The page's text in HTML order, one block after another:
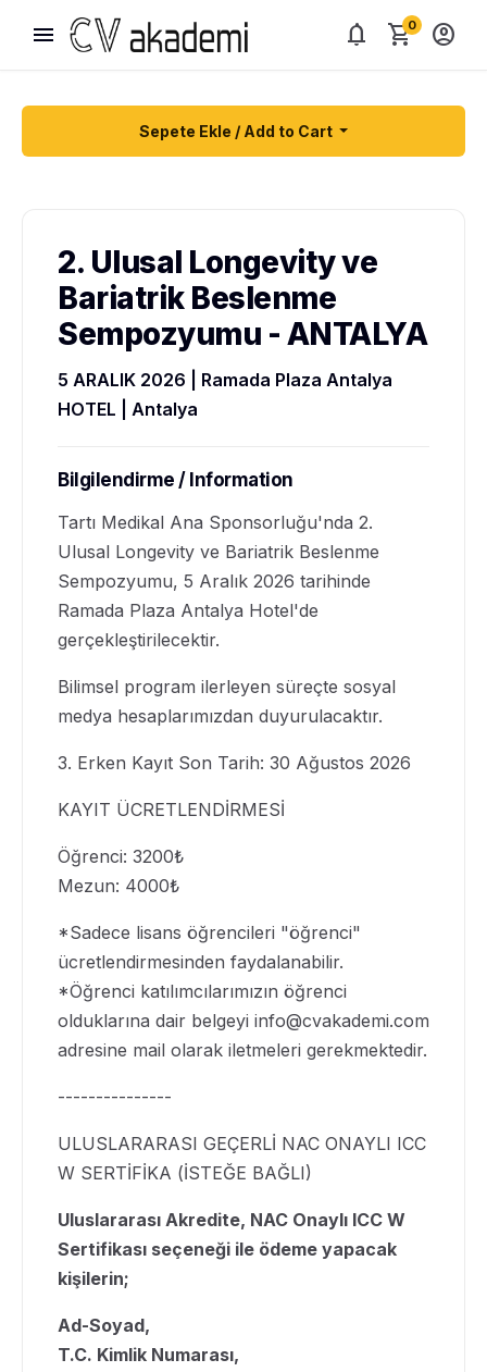
menu notifications shopping_cart0 account_circle
Sepete Ekle / Add to Cart
2. Ulusal Longevity ve
Bariatrik Beslenme
Sempozyumu - ANTALYA
5 ARALIK 2026 | Ramada Plaza Antalya
HOTEL | Antalya
Bilgilendirme / Information
Tartı Medikal Ana Sponsorluğu'nda 2.
Ulusal Longevity ve Bariatrik Beslenme
Sempozyumu, 5 Aralık 2026 tarihinde
Ramada Plaza Antalya Hotel'de
gerçekleştirilecektir.
Bilimsel program ilerleyen süreçte sosyal
medya hesaplarımızdan duyurulacaktır.
3. Erken Kayıt Son Tarih: 30 Ağustos 2026
KAYIT ÜCRETLENDİRMESİ
Öğrenci: 3200₺
Mezun: 4000₺
*Sadece lisans öğrencileri "öğrenci"
ücretlendirmesinden faydalanabilir.
*Öğrenci katılımcılarımızın öğrenci
olduklarına dair belgeyi info@cvakademi.com
adresine mail olarak iletmeleri gerekmektedir.
---------------
ULUSLARARASI GEÇERLİ NAC ONAYLI ICC
W SERTİFİKA (İSTEĞE BAĞLI)
Uluslararası Akredite, NAC Onaylı ICC W
Sertifikası seçeneği ile ödeme yapacak
kişilerin;
Ad-Soyad,
T.C. Kimlik Numarası,